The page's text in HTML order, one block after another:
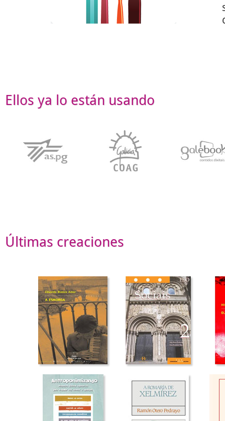
Ellos ya lo están usando
Últimas creaciones